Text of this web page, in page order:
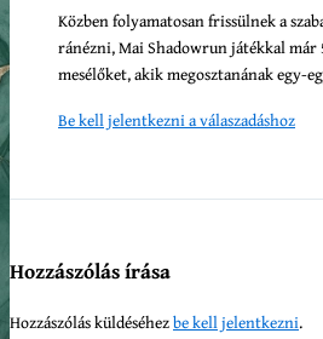
Közben folyamatosan frissülnek a
ránézni, Mai Shadowrun játékkal
mesélőket, akik megosztanának egy-
Be kell jelentkezni a válaszadáshoz
Hozzászólás írása
Hozzászólás küldéséhezbe kell jelentkezni.